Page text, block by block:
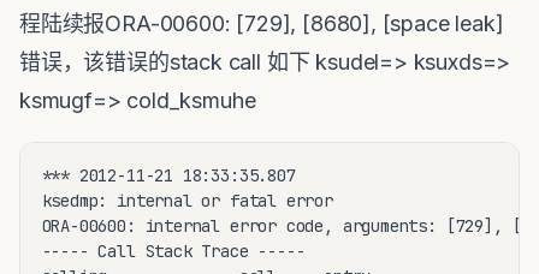
程陆续报ORA-00600: [729], [8680], [space leak]
错误，该错误的stack call 如下 ksudel=> ksuxds=>
ksmugf=> cold_ksmuhe
*** 2012-11-21 18:33:35.807
ksedmp: internal or fatal error
ORA-00600: internal error code, arguments:
----- Call Stack Trace -----